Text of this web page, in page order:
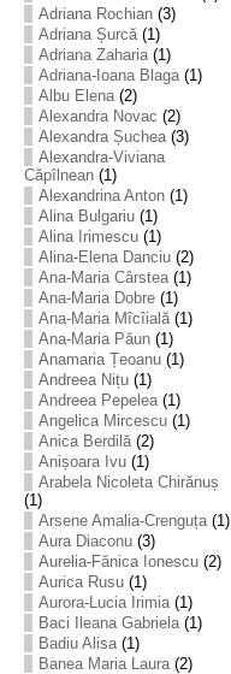
Adriana Rochian(3)
Adriana Șurcă(1)
Adriana Zaharia(1)
Adriana-Ioana Blaga(1)
Albu Elena(2)
Alexandra Novac (2)
Alexandra Șuchea(3)
Alexandra-Viviana
Căpîlnean(1)
Alexandrina Anton(1)
Alina Bulgariu(1)
Alina Irimescu(1)
Alina-Elena Danciu(2)
Ana-Maria Cârstea(1)
Ana-Maria Dobre(1)
Ana-Maria Mîcîială(1)
Ana-Maria Păun(1)
Anamaria Țeoanu(1)
Andreea Nițu(1)
Andreea Pepelea(1)
Angelica Mircescu(1)
Anica Berdilă(2)
Anișoara Ivu(1)
Arabela Nicoleta Chirănuș
(1)
Arsene Amalia-Crenguța(1)
Aura Diaconu(3)
Aurelia-Fănica Ionescu(2)
Aurica Rusu(1)
Aurora-Lucia Irimia(1)
Baci Ileana Gabriela(1)
Badiu Alisa(1)
Banea Maria Laura(2)